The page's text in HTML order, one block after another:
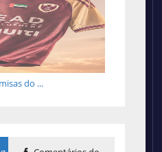
do ...